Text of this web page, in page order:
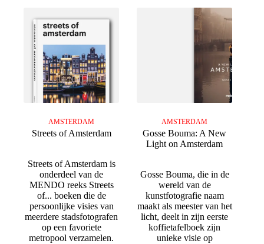
AMSTERDAM
Streets of Amsterdam
Streets of Amsterdam is
onderdeel van de
MENDO reeks Streets
of... boeken die de
persoonlijke visies van
meerdere stadsfotografen
op een favoriete
metropool verzamelen.
AMSTERDAM
Gosse Bouma: A New
Light on Amsterdam
Gosse Bouma, die in de
wereld van de
kunstfotografie naam
maakt als meester van het
licht, deelt in zijn eerste
koffietafelboek zijn
unieke visie op